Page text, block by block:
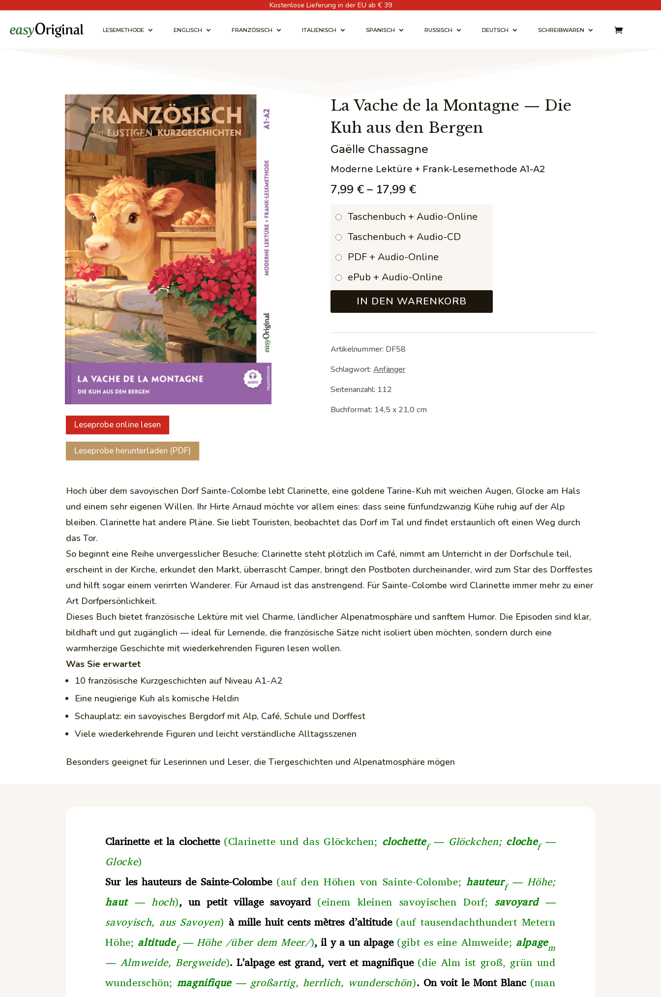
Kostenlose Lieferung in der EU ab € 39
LESEMETHODE ENGLISCH FRANZÖSISCH ITALIENISCH SPANISCH RUSSISCH DEUTSCH SCHREIBWAREN
Leseprobe online lesen
Leseprobe herunterladen (PDF)
La Vache de la Montagne — Die
Kuh aus den Bergen
Gaëlle Chassagne
Moderne Lektüre + Frank-Lesemethode A1-A2
7,99 €– 17,99 €Preisspanne:
7,99 €
bis
17,99 €
Taschenbuch + Audio-Online
Taschenbuch + Audio-CD
PDF + Audio-Online
ePub + Audio-Online
IN DEN WARENKORB
Artikelnummer: DF58
Schlagwort: Anfänger
Seitenanzahl: 112
Buchformat: 14,5 x 21,0 cm
Hoch über dem savoyischen Dorf Sainte-Colombe lebt Clarinette, eine goldene Tarine-Kuh mit weichen Augen, Glocke am Hals
und einem sehr eigenen Willen. Ihr Hirte Arnaud möchte vor allem eines: dass seine fünfundzwanzig Kühe ruhig auf der Alp
bleiben. Clarinette hat andere Pläne. Sie liebt Touristen, beobachtet das Dorf im Tal und findet erstaunlich oft einen Weg durch
das Tor.
So beginnt eine Reihe unvergesslicher Besuche: Clarinette steht plötzlich im Café, nimmt am Unterricht in der Dorfschule teil,
erscheint in der Kirche, erkundet den Markt, überrascht Camper, bringt den Postboten durcheinander, wird zum Star des Dorffestes
und hilft sogar einem verirrten Wanderer. Für Arnaud ist das anstrengend. Für Sainte-Colombe wird Clarinette immer mehr zu einer
Art Dorfpersönlichkeit.
Dieses Buch bietet französische Lektüre mit viel Charme, ländlicher Alpenatmosphäre und sanftem Humor. Die Episoden sind klar,
bildhaft und gut zugänglich — ideal für Lernende, die französische Sätze nicht isoliert üben möchten, sondern durch eine
warmherzige Geschichte mit wiederkehrenden Figuren lesen wollen.
Was Sie erwartet
10 französische Kurzgeschichten auf Niveau A1-A2
Eine neugierige Kuh als komische Heldin
Schauplatz: ein savoyisches Bergdorf mit Alp, Café, Schule und Dorffest
Viele wiederkehrende Figuren und leicht verständliche Alltagsszenen
Besonders geeignet für Leserinnen und Leser, die Tiergeschichten und Alpenatmosphäre mögen
Clarinette et la clochette (Clarinette und das Glöckchen; clochettef— Glöckchen; clochef—
Glocke)
Sur les hauteurs de Sainte-Colombe (auf den Höhen von Sainte-Colombe;hauteurf— Höhe;
haut— hoch), un petit village savoyard (einem kleinen savoyischen Dorf;savoyard—
savoyisch, aus Savoyen) à mille huit cents mètres d’altitude (auf tausendachthundert Metern
Höhe; altitudef— Höhe /über dem Meer/), il y a un alpage (gibt es eine Almweide; alpagem
— Almweide, Bergweide). L’alpage est grand, vert et magnifique (die Alm ist groß, grün und
wunderschön; magnifique— großartig, herrlich, wunderschön). On voit le Mont Blanc (man